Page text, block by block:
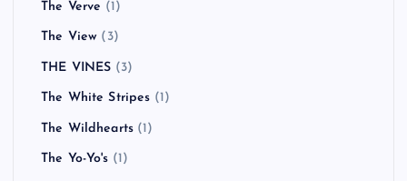
The Verve (1)
The View (3)
THE VINES (3)
The White Stripes (1)
The Wildhearts (1)
The Yo-Yo's (1)